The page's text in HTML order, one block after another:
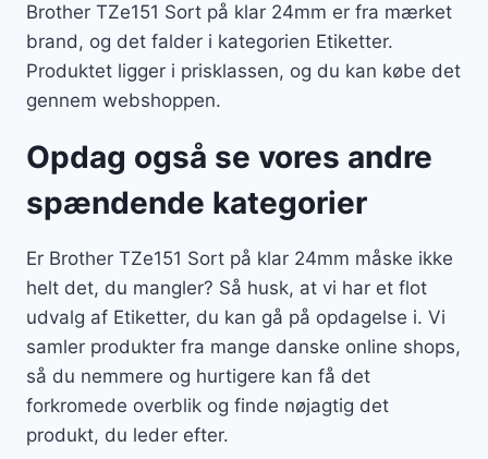
Brother TZe151 Sort på klar 24mm er fra mærket
brand, og det falder i kategorien Etiketter.
Produktet ligger i prisklassen, og du kan købe det
gennem webshoppen.
Opdag også se vores andre
spændende kategorier
Er Brother TZe151 Sort på klar 24mm måske ikke
helt det, du mangler? Så husk, at vi har et flot
udvalg af Etiketter, du kan gå på opdagelse i. Vi
samler produkter fra mange danske online shops,
så du nemmere og hurtigere kan få det
forkromede overblik og finde nøjagtig det
produkt, du leder efter.